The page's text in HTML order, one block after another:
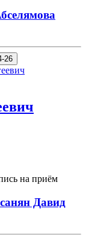
26
на приём
Давид